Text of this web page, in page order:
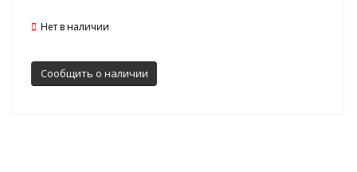
Нет в наличии
Сообщить о наличии